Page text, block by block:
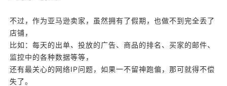
不过，作为亚马逊卖家，虽然拥有了假期，也做不到完全丢了
店铺，
比如：每天的出单、投放的广告、商品的排名、买家的邮件、
监控中的各种数据等等，
还有最关心的网络IP问题，如果一不留神跑偏，那可就得不偿
失了。